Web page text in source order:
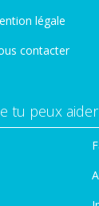
légale
contacter
tu peux